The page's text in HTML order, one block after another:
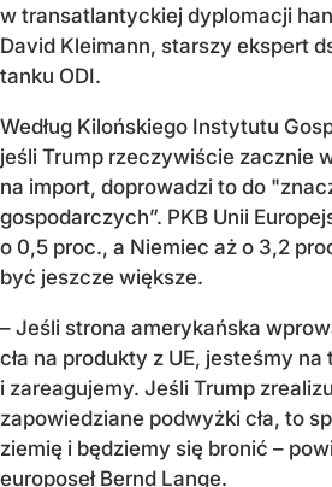
w transatlantyckiej dyplomacji
David Kleimann, starszy ekspert
tanku ODI.
Według Kilońskiego Instytutu
jeśli Trump rzeczywiście zacznie
na import, doprowadzi to do
gospodarczych”. PKB Unii
o 0,5 proc., a Niemiec aż o 3,2
być jeszcze większe.
– Jeśli strona amerykańska
cła na produkty z UE, jesteśmy na
i zareagujemy. Jeśli Trump
zapowiedziane podwyżki cła, to
ziemię i będziemy się bronić –
europoseł Bernd Lange.